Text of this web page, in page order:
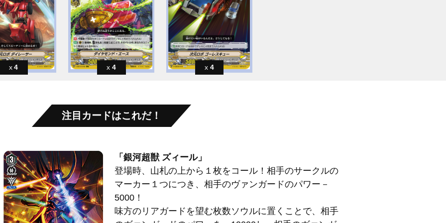
4 4 4
注目カードはこれだ！
「銀河超獣 ズィール」
登場時、山札の上から１枚をコール！相手のサークルの
マーカー１つにつき、相手のヴァンガードのパワー－
5000！
味方のリアガードを望む枚数ソウルに置くことで、相手